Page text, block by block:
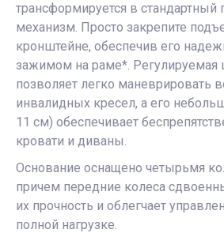
трансформируется в
механизм. Просто закрепите
кронштейне, обеспечив его
зажимом на раме*. Регулируемая
позволяет легко маневрировать
инвалидных кресел, а его
11 см) обеспечивает
кровати и диваны.
Основание оснащено четырьмя
причем передние колеса
их прочность и облегчает
полной нагрузке.